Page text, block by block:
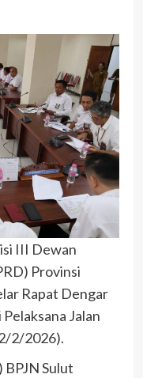
III Dewan
Provinsi
Rapat Dengar
Jalan
2/2026).
BPJN Sulut